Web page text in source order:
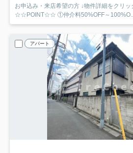
お申込み・来店希望の方 ↓物件詳細をクリ
☆☆POINT☆☆ ①仲介料50%OFF～100%O...
アパート